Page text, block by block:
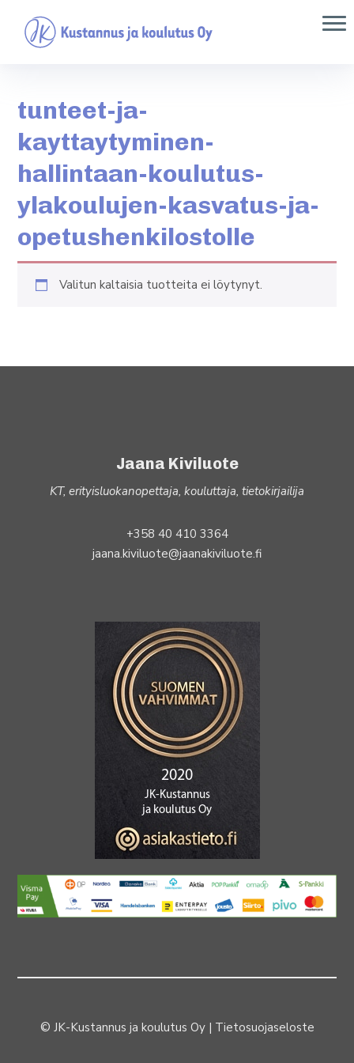
tunteet-ja-
kayttaytyminen-
hallintaan-koulutus-
ylakoulujen-kasvatus-ja-
opetushenkilostolle
Valitun kal­taisia tuot­teita ei löytynyt.
Jaana Kiviluote
KT, erityisluokanopettaja, kouluttaja, tietokirjailija
+358 40 410 3364
jaana.kiviluote@jaanakiviluote.fi
© JK-Kustannus ja koulutus Oy | Tietosuojaseloste